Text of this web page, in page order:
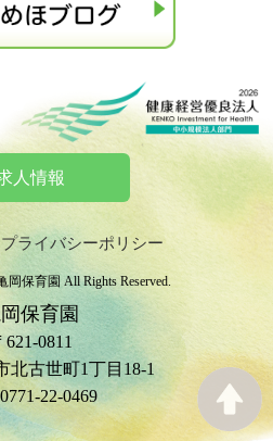
人情報
プライバシーポリシー
岡保育園 All Rights Reserved.
保育園
621-0811
北古世町1丁目18-1
22-0469